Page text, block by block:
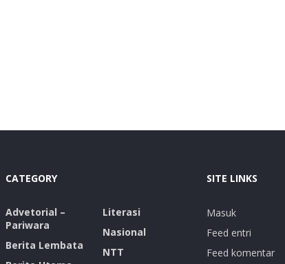
CATEGORY
Advetorial –
Pariwara
Berita Lembata
Literasi
Nasional
NTT
SITE LINKS
Masuk
Feed entri
Feed komentar